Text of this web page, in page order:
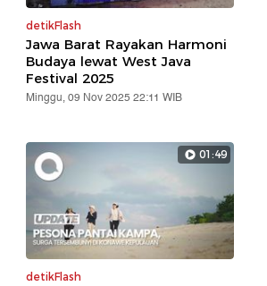
detikFlash
Jawa Barat Rayakan Harmoni
Budaya lewat West Java
Festival 2025
Minggu, 09 Nov 2025 22:11 WIB
01:49
detikFlash